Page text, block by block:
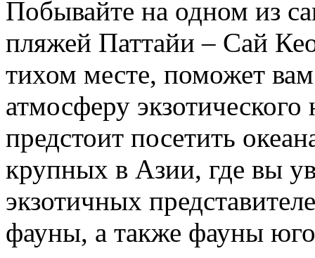
Побывайте на одном из
пляжей Паттайи – Сай
тихом месте, поможет
атмосферу
предстоит посетить
крупных в Азии, где вы
экзотичных
фауны, а также фауны